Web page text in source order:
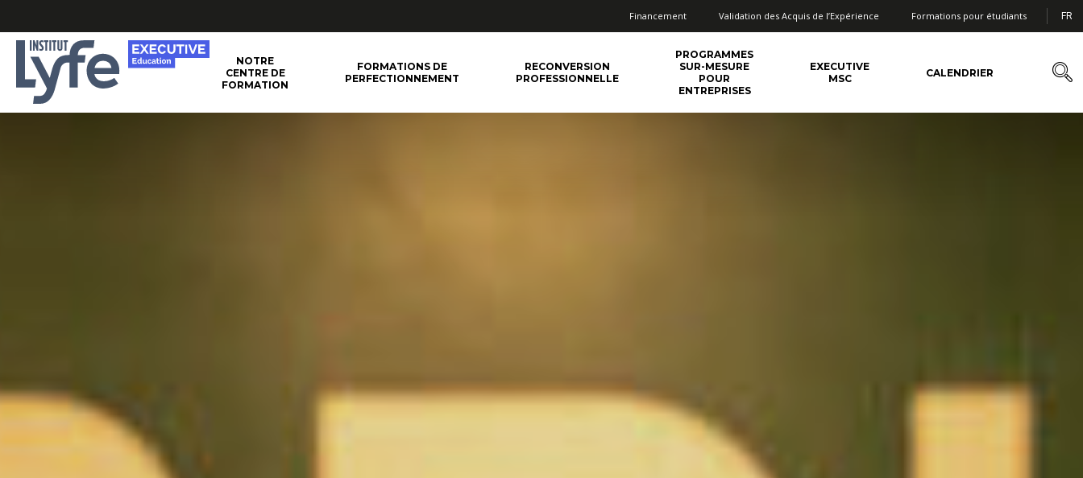
Financement Validation des Acquis de l’Expérience Formations pour étudiants
Institut
Lyfe
NOTRE
CENTRE DE
FORMATION
FORMATIONS DE
PERFECTIONNEMENT
RECONVERSION
PROFESSIONNELLE
PROGRAMMES
SUR-MESURE
POUR
ENTREPRISES
EXECUTIVE
MSC
CALENDRIER
FR